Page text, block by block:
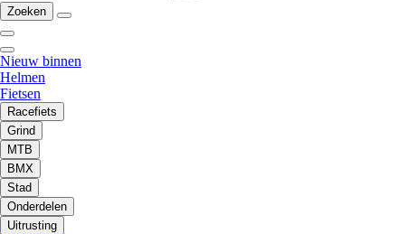
Zoeken
Nieuw binnen
Helmen
Fietsen
Racefiets
Grind
MTB
BMX
Stad
Onderdelen
Uitrusting